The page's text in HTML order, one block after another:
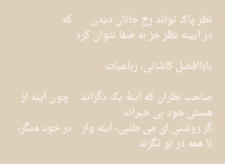
نظر پاک تواند رخ جانان دیدن	که
در آیینه نظر جز به صفا نتوان کرد
باباافضل کاشانی، رباعیات
صاحب نظران که آینهٔ یک دگراند	 چون آینه از
هستی خود بی خبراند
گر روشنی ای می طلبی، آینه وار	در خود منگر،
تا همه در تو نگرند